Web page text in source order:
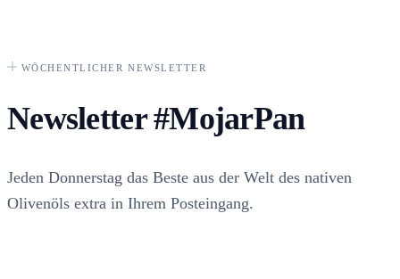
WÖCHENTLICHER NEWSLETTER
Newsletter#MojarPan
Jeden Donnerstag das Beste aus der Welt des nativen
Olivenöls extra in Ihrem Posteingang.